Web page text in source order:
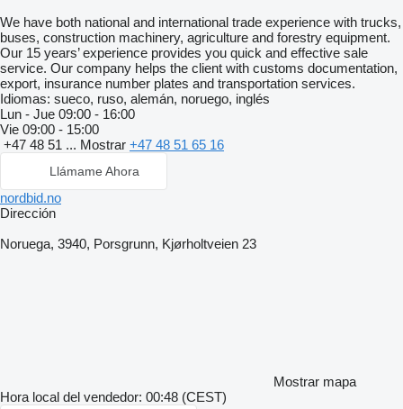
We have both national and international trade experience with trucks,
buses, construction machinery, agriculture and forestry equipment.
Our 15 years’ experience provides you quick and effective sale
service. Our company helps the client with customs documentation,
export, insurance number plates and transportation services.
Idiomas: sueco, ruso, alemán, noruego, inglés
Lun - Jue 09:00 - 16:00
Vie 09:00 - 15:00
+47 48 51 ... Mostrar +47 48 51 65 16
Llámame Ahora
nordbid.no
Dirección
Noruega, 3940, Porsgrunn, Kjørholtveien 23
Mostrar mapa
Hora local del vendedor: 00:48 (CEST)